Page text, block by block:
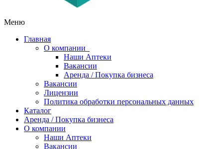
Меню
Главная
О компании
Наши Аптеки
Вакансии
Аренда / Покупка бизнеса
Вакансии
Лицензии
Политика обработки персональных данных
Каталог
Аренда / Покупка бизнеса
О компании
Наши Аптеки
Вакансии